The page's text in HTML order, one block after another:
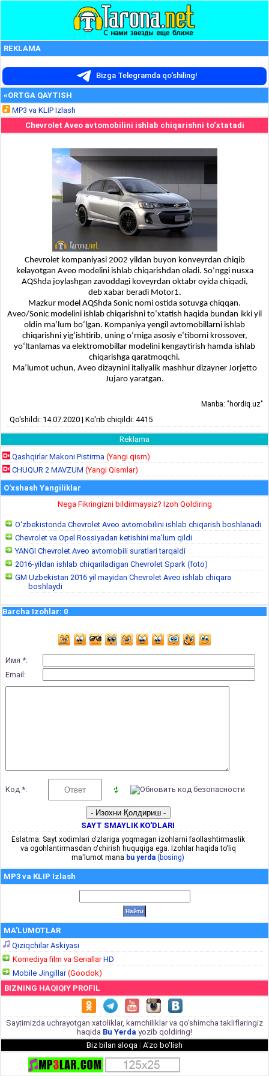
REKLAMA
Bizga Telegramda qo'shiling!
«ORTGA QAYTISH
MP3 va KLIP Izlash
Chevrolet Aveo avtomobilini ishlab chiqarishni to‘xtatadi
Chevrolet kompaniyasi 2002 yildan buyon konveyrdan chiqib
kelayotgan Aveo modelini ishlab chiqarishdan oladi. So‘nggi nusxa
AQShda joylashgan zavoddagi koveyrdan oktabr oyida chiqadi,
deb xabar beradi Motor1.
Mazkur model AQShda Sonic nomi ostida sotuvga chiqqan.
Aveo/Sonic modelini ishlab chiqarishni to‘xtatish haqida bundan ikki yil
oldin ma’lum bo‘lgan. Kompaniya yengil avtomobillarni ishlab
chiqarishni yig‘ishtirib, uning o‘rniga asosiy e’tiborni krossover,
yo‘ltanlamas va elektromobillar modelini kengaytirish hamda ishlab
chiqarishga qaratmoqchi.
Ma’lumot uchun, Aveo dizaynini italiyalik mashhur dizayner Jorjetto
Jujaro yaratgan.
Manba: "hordiq.uz"
Qo'shildi: 14.07.2020 | Ko'rib chiqildi: 4415
Reklama
Qashqirlar Makoni Pistirma (Yangi qism)
CHUQUR 2 MAVZUM (Yangi Qismlar)
O'xshash Yangiliklar
Nega Fikringizni bildirmaysiz? Izoh Qoldiring
O‘zbekistonda Chevrolet Aveo avtomobilini ishlab chiqarish boshlanadi
Chevrolet va Opel Rossiyadan ketishini ma’lum qildi
YANGI Chevrolet Aveo avtomobili suratlari tarqaldi
2016-yildan ishlab chiqariladigan Chevrolet Spark (foto)
GM Uzbekistan 2016 yil mayidan Chevrolet Aveo ishlab chiqara
boshlaydi
Barcha Izohlar: 0
Имя *:
Email:
Код *:
SAYT SMAYLIK KO'DLARI
Eslatma: Sayt xodimlari o'zlariga yoqmagan izohlarni faollashtirmaslik
va ogohlantirmasdan o'chirish huquqiga ega. Izohlar haqida to'liq
ma'lumot mana bu yerda (bosing)
MP3 va KLIP Izlash
MA'LUMOTLAR
Qiziqchilar Askiyasi
Komediya film va SeriallarHD
Mobile Jingillar(Goodok)
BIZNING HAQIQIY PROFIL
Saytimizda uchrayotgan xatoliklar, kamchiliklar va qo'shimcha takliflaringiz
haqida Bu Yerda yozib qoldiring!
Biz bilan aloqa | A'zo bo'lish